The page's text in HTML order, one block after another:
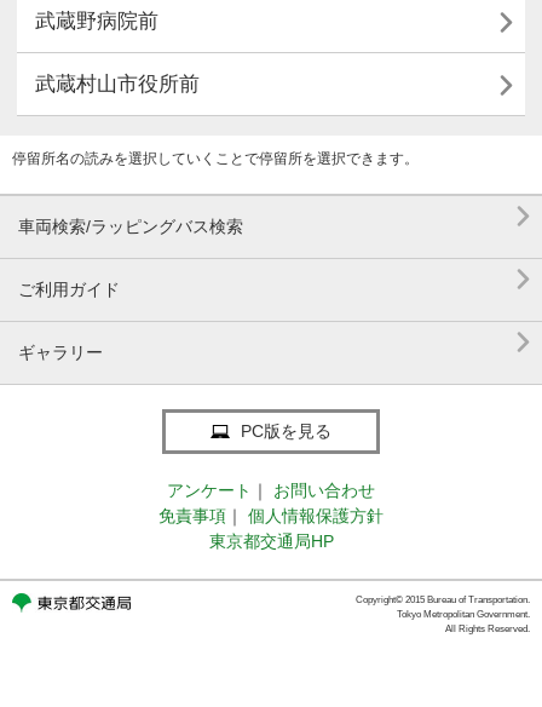
武蔵野病院前 
武蔵村山市役所前 
停留所名の読みを選択していくことで停留所を選択できます。
車両検索/ラッピングバス検索 
ご利用ガイド 
ギャラリー 
PC版を見る
アンケート ｜
お問い合わせ
免責事項 ｜
個人情報保護方針
東京都交通局HP
Copyright© 2015 Bureau of Transportation.
Tokyo Metropolitan Government.
All Rights Reserved.